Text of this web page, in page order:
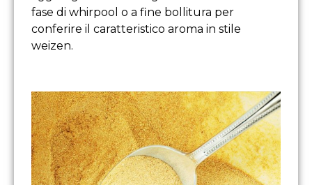
fase di whirpool o a fine bollitura per
conferire il caratteristico aroma in stile
weizen.